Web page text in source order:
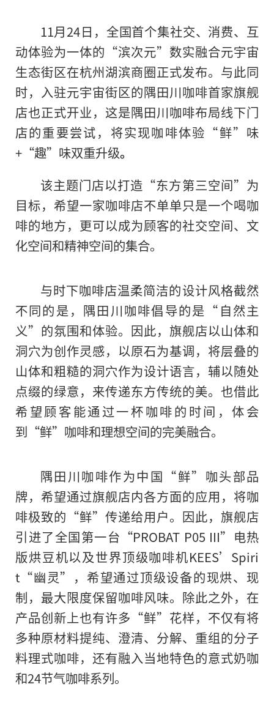
11月24日，全国首个集社交、消费、互
动体验为一体的“滨次元”数实融合元宇宙
生态街区在杭州湖滨商圈正式发布。与此同
时，入驻元宇宙街区的隅田川咖啡首家旗舰
店也正式开业，这是隅田川咖啡布局线下门
店的重要尝试，将实现咖啡体验“鲜”味
+“趣”味双重升级。
该主题门店以打造“东方第三空间”为
目标，希望一家咖啡店不单单只是一个喝咖
啡的地方，更可以成为顾客的社交空间、文
化空间和精神空间的集合。
与时下咖啡店温柔简洁的设计风格截然
不同的是，隅田川咖啡倡导的是“自然主
义”的氛围和体验。因此，旗舰店以山体和
洞穴为创作灵感，以原石为基调，将层叠的
山体和粗糙的洞穴作为设计语言，辅以随处
点缀的绿意，来传递东方传统的美。也借此
希望顾客能通过一杯咖啡的时间，体会
到“鲜”咖啡和理想空间的完美融合。
隅田川咖啡作为中国“鲜”咖头部品
牌， 希望通过旗舰店内各方面的应用，将咖
啡极致的“鲜”传递给用户。因此，旗舰店
引进了全国第一台“PROBAT P05 III”电热
版烘豆机以及世界顶级咖啡机KEES’Spiri
t“幽灵”，希望通过顶级设备的现烘、现
制，最大限度保留咖啡风味。除此之外，在
产品创新上也有许多“鲜”花样，不仅有将
多种原材料提纯、澄清、分解、重组的分子
料理式咖啡，还有融入当地特色的意式奶咖
和24节气咖啡系列。